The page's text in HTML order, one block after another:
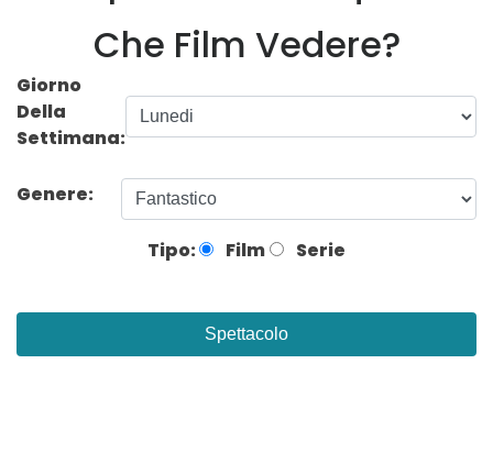
Che Film Vedere?
Giorno
Della
Settimana:
Genere:
Tipo: Film Serie
Spettacolo